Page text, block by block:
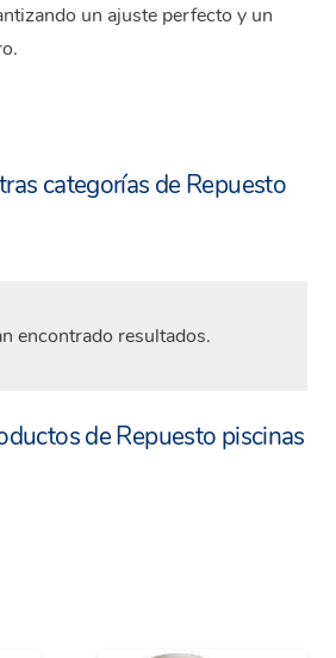
un ajuste perfecto y un
categorías de Repuesto
encontrado resultados.
de Repuesto piscinas